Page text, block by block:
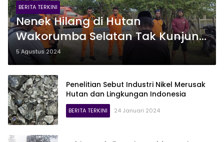
BERITA TERKINI
Nenek Hilang di Hutan
Wakorumba Selatan Tak Kunjung
Ditemukan, Basarnas Kendari
Setop Pencarian
5 Agustus 2024
Penelitian Sebut Industri Nikel Merusak
Hutan dan Lingkungan Indonesia
BERITA TERKINI 24 Januari 2024